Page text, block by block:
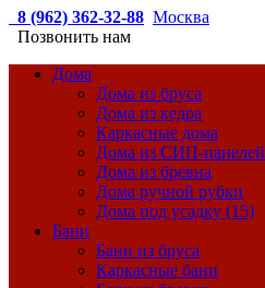
8 (962) 362-32-88 Москва
Позвонить нам
Дома
Дома из бруса
Дома из кедра
Каркасные дома
Дома из СИП-панелей
Дома из бревна
Дома ручной рубки
Дома под усадку (15)
Бани
Бани из бруса
Каркасные бани